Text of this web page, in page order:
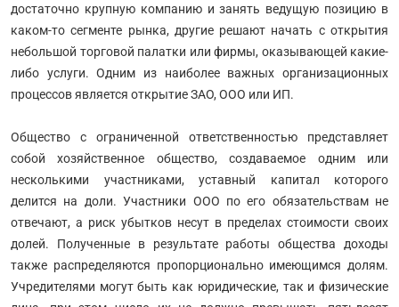
достаточно крупную компанию и занять ведущую позицию в
каком-то сегменте рынка, другие решают начать с открытия
небольшой торговой палатки или фирмы, оказывающей какие-
либо услуги. Одним из наиболее важных организационных
процессов является открытие ЗАО, ООО или ИП.
Общество с ограниченной ответственностью представляет
собой хозяйственное общество, создаваемое одним или
несколькими участниками, уставный капитал которого
делится на доли. Участники ООО по его обязательствам не
отвечают, а риск убытков несут в пределах стоимости своих
долей. Полученные в результате работы общества доходы
также распределяются пропорционально имеющимся долям.
Учредителями могут быть как юридические, так и физические